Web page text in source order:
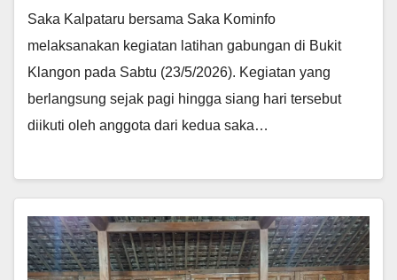
Saka Kalpataru bersama Saka Kominfo
melaksanakan kegiatan latihan gabungan di Bukit
Klangon pada Sabtu (23/5/2026). Kegiatan yang
berlangsung sejak pagi hingga siang hari tersebut
diikuti oleh anggota dari kedua saka…